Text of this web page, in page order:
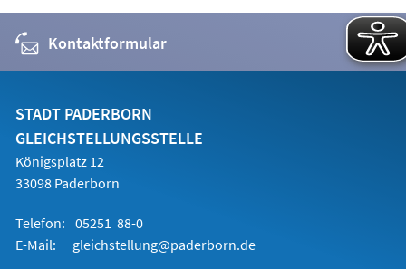
Kontaktformular
STADT PADERBORN
GLEICHSTELLUNGSSTELLE
Königsplatz 12
33098 Paderborn
Telefon: 05251 88-0
E-Mail:
gleichstellung@paderborn.de